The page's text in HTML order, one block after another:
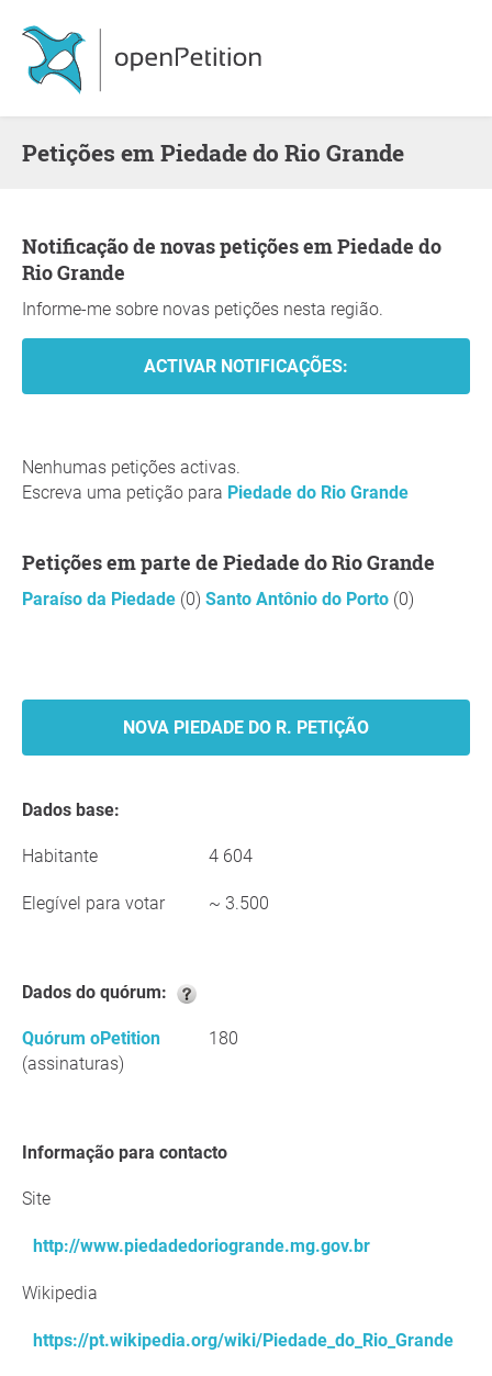
Petições em Piedade do Rio Grande
Notificação de novas petições em Piedade do
Rio Grande
Informe-me sobre novas petições nesta região.
Nenhumas petições activas.
Escreva uma petição para Piedade do Rio Grande
Petições em parte de Piedade do Rio Grande
Paraíso da Piedade (0) Santo Antônio do Porto (0)
NOVA PIEDADE DO R. PETIÇÃO
Dados base:
Habitante 4 604
Elegível para votar ~ 3.500
Dados do quórum:
Quórum oPetition
(assinaturas)
180
Informação para contacto
Site
http://www.piedadedoriogrande.mg.gov.br
Wikipedia
https://pt.wikipedia.org/wiki/Piedade_do_Rio_Grande